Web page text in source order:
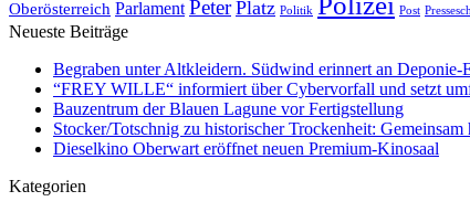
Oberösterreich Parlament Peter Platz Politik Post
Neueste Beiträge
Begraben unter Altkleidern. Südwind erinnert an Deponie-
“FREY WILLE“ informiert über Cybervorfall und setzt
Bauzentrum der Blauen Lagune vor Fertigstellung
Stocker/Totschnig zu historischer Trockenheit:
Dieselkino Oberwart eröffnet neuen Premium-Kinosaal
Kategorien